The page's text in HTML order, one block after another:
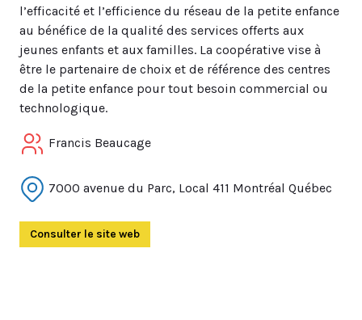
l’efficacité et l’efficience du réseau de la petite enfance
au bénéfice de la qualité des services offerts aux
jeunes enfants et aux familles. La coopérative vise à
être le partenaire de choix et de référence des centres
de la petite enfance pour tout besoin commercial ou
technologique.
Francis Beaucage
7000 avenue du Parc, Local 411 Montréal Québec
Consulter le site web